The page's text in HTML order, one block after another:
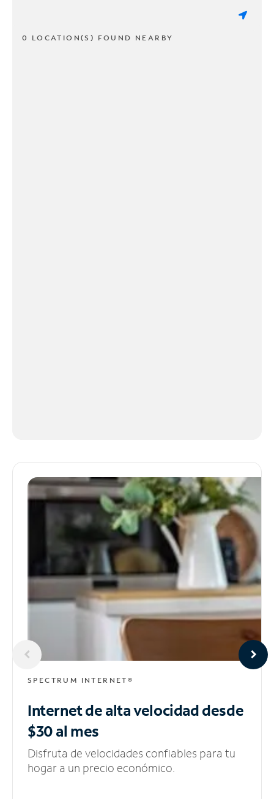
0 LOCATION(S) FOUND NEARBY
SPECTRUM INTERNET®
Internet de alta velocidaddesde
$30 al mes
Disfruta de velocidades confiables para tu
hogar a un precio económico.